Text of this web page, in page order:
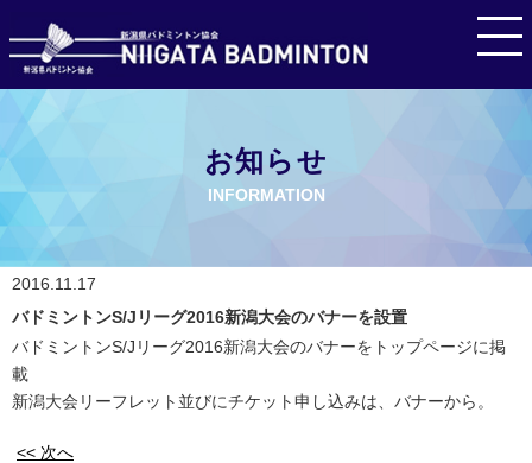
お知らせ
INFORMATION
2016.11.17
バドミントンS/Jリーグ2016新潟大会のバナーを設置
バドミントンS/Jリーグ2016新潟大会のバナーをトップページに掲
載
新潟大会リーフレット並びにチケット申し込みは、バナーから。
<< 次へ